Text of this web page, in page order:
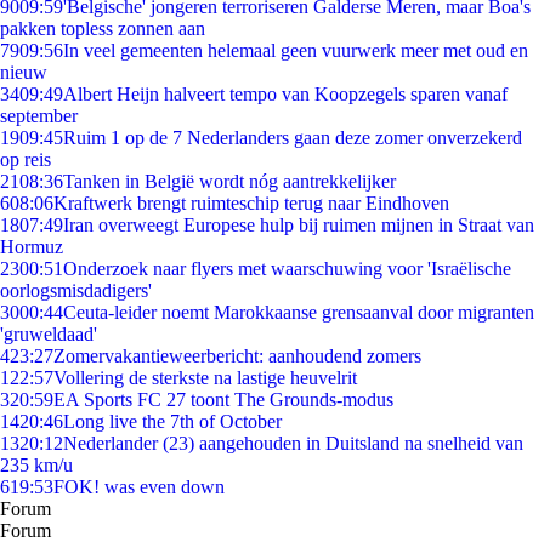
9009:59'Belgische' jongeren terroriseren Galderse Meren, maar Boa's
pakken topless zonnen aan
7909:56In veel gemeenten helemaal geen vuurwerk meer met oud en
nieuw
3409:49Albert Heijn halveert tempo van Koopzegels sparen vanaf
september
1909:45Ruim 1 op de 7 Nederlanders gaan deze zomer onverzekerd
op reis
2108:36Tanken in België wordt nóg aantrekkelijker
608:06Kraftwerk brengt ruimteschip terug naar Eindhoven
1807:49Iran overweegt Europese hulp bij ruimen mijnen in Straat van
Hormuz
2300:51Onderzoek naar flyers met waarschuwing voor 'Israëlische
oorlogsmisdadigers'
3000:44Ceuta-leider noemt Marokkaanse grensaanval door migranten
'gruweldaad'
423:27Zomervakantieweerbericht: aanhoudend zomers
1 22:57Vollering de sterkste na lastige heuvelrit
320:59EA Sports FC 27 toont The Grounds-modus
1420:46Long live the 7th of October
1320:12Nederlander (23) aangehouden in Duitsland na snelheid van
235 km/u
619:53FOK! was even down
Forum
Forum